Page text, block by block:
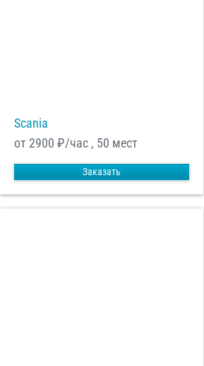
Scania
от 2900 ₽/час , 50 мест
Заказать